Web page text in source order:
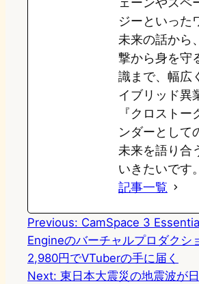
ジーといった
未来の話から
撃から身を守
識まで、幅広
イブリッド異
『クロストー
ンダーとして
未来を語り合
いきたいです。
記事一覧
Previous: CamSpace 3
Engineのバーチャルプロダクシ
2,980円でVTuberの手に届く
Next: 東日本大震災の地震波が